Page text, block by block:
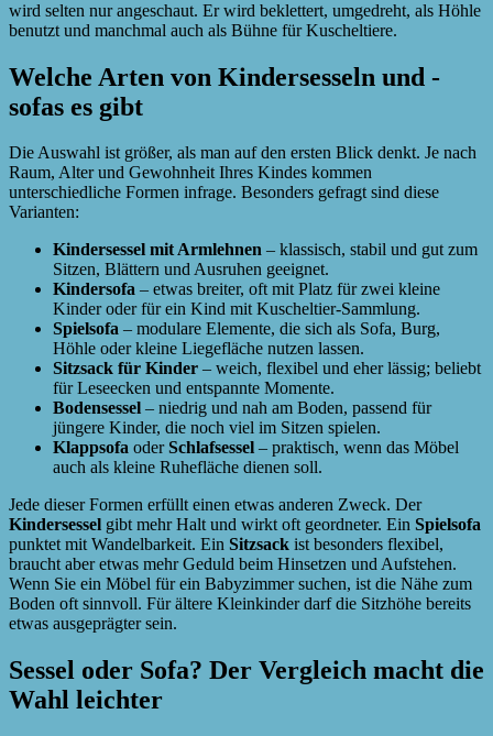
wird selten nur angeschaut. Er wird beklettert, umgedreht, als Höhle
benutzt und manchmal auch als Bühne für Kuscheltiere.
Welche Arten von Kindersesseln und -
sofas es gibt
Die Auswahl ist größer, als man auf den ersten Blick denkt. Je nach
Raum, Alter und Gewohnheit Ihres Kindes kommen
unterschiedliche Formen infrage. Besonders gefragt sind diese
Varianten:
Kindersessel mit Armlehnen – klassisch, stabil und gut zum
Sitzen, Blättern und Ausruhen geeignet.
Kindersofa – etwas breiter, oft mit Platz für zwei kleine
Kinder oder für ein Kind mit Kuscheltier-Sammlung.
Spielsofa – modulare Elemente, die sich als Sofa, Burg,
Höhle oder kleine Liegefläche nutzen lassen.
Sitzsack für Kinder – weich, flexibel und eher lässig; beliebt
für Leseecken und entspannte Momente.
Bodensessel – niedrig und nah am Boden, passend für
jüngere Kinder, die noch viel im Sitzen spielen.
Klappsofa oderSchlafsessel – praktisch, wenn das Möbel
auch als kleine Ruhefläche dienen soll.
Jede dieser Formen erfüllt einen etwas anderen Zweck. Der
Kindersessel gibt mehr Halt und wirkt oft geordneter. Ein Spielsofa
punktet mit Wandelbarkeit. Ein Sitzsack ist besonders flexibel,
braucht aber etwas mehr Geduld beim Hinsetzen und Aufstehen.
Wenn Sie ein Möbel für ein Babyzimmer suchen, ist die Nähe zum
Boden oft sinnvoll. Für ältere Kleinkinder darf die Sitzhöhe bereits
etwas ausgeprägter sein.
Sessel oder Sofa? Der Vergleich macht die
Wahl leichter